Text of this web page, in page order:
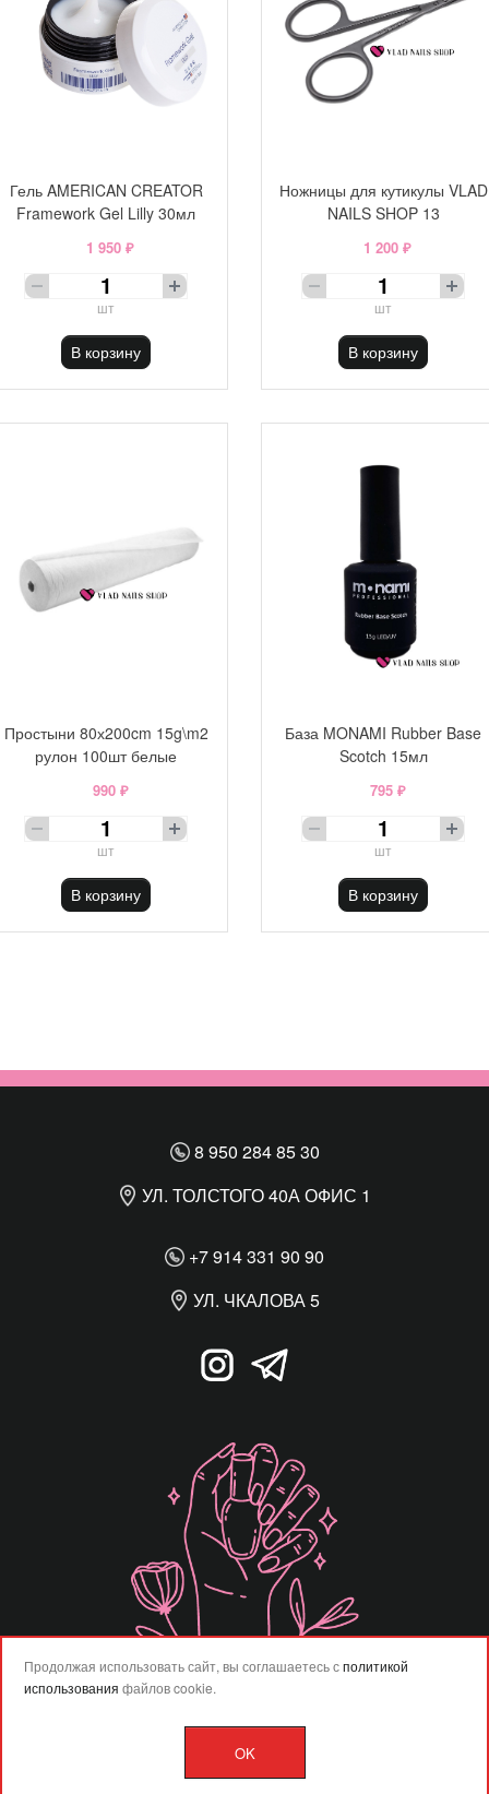
Гель AMERICAN CREATOR
Framework Gel Lilly 30мл
1 950 ₽
шт
В корзину
Ножницы для кутикулы VLAD
NAILS SHOP 13
1 200 ₽
шт
В корзину
Простыни 80х200cm 15g\m2
рулон 100шт белые
990 ₽
шт
В корзину
База MONAMI Rubber Base
Scotch 15мл
795 ₽
шт
В корзину
8 950 284 85 30
УЛ. ТОЛСТОГО 40А ОФИС 1
+7 914 331 90 90
УЛ. ЧКАЛОВА 5
Разработка сайта –
Продолжая использовать сайт, вы соглашаетесь сполитикой
использования файлов cookie.
OK